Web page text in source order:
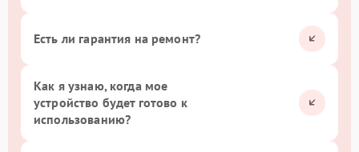
Есть ли гарантия на ремонт?
Как я узнаю, когда мое
устройство будет готово к
использованию?